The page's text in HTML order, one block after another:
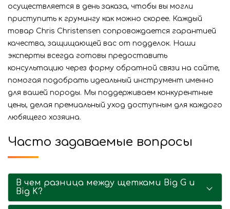
осуществляется в день заказа, чтобы вы могли
приступить к грумингу как можно скорее. Каждый
товар Chris Christensen сопровождается гарантией
качества, защищающей вас от подделок. Наши
эксперты всегда готовы предоставить
консультацию через форму обратной связи на сайте,
помогая подобрать идеальный инструмент именно
для вашей породы. Мы поддерживаем конкурентные
цены, делая премиальный уход доступным для каждого
любящего хозяина.
Часто задаваемые вопросы
В чем разница между щетками Big G и
Big K?